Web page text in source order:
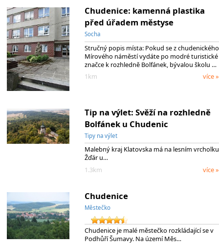
Chudenice: kamenná plastika
před úřadem městyse
Socha
Stručný popis místa: Pokud se z chudenického
Mírového náměstí vydáte po modré turistické
značce k rozhledně Bolfánek, bývalou školu …
1km
více »
Tip na výlet: Svěží na rozhledně
Bolfánek u Chudenic
Tipy na výlet
Malebný kraj Klatovska má na lesním vrcholku
Žďár u…
1.3km
více »
Chudenice
Městečko
Chudenice je malé městečko rozkládající se v
Podhůří Šumavy. Na území Měs…